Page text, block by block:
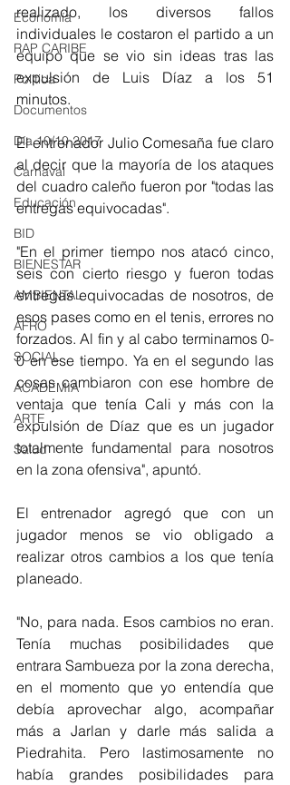
Economía
RAP CARIBE
Política
Documentos
Día 10/10 2017
Carnaval
Educación
BID
BIENESTAR
AMBIENTAL
AFRO
SOCIAL
ACADEMIA
ARTE
Salud
realizado, los diversos fallos
individuales le costaron el partido a un
equipo que se vio sin ideas tras las
expulsión de Luis Díaz a los 51
minutos.
El entrenador Julio Comesaña fue claro
al decir que la mayoría de los ataques
del cuadro caleño fueron por "todas las
entregas equivocadas".
"En el primer tiempo nos atacó cinco,
seis con cierto riesgo y fueron todas
entregas equivocadas de nosotros, de
esos pases como en el tenis, errores no
forzados. Al fin y al cabo terminamos 0-
0 en ese tiempo. Ya en el segundo las
cosas cambiaron con ese hombre de
ventaja que tenía Cali y más con la
expulsión de Díaz que es un jugador
totalmente fundamental para nosotros
en la zona ofensiva", apuntó.
El entrenador agregó que con un
jugador menos se vio obligado a
realizar otros cambios a los que tenía
planeado.
"No, para nada. Esos cambios no eran.
Tenía muchas posibilidades que
entrara Sambueza por la zona derecha,
en el momento que yo entendía que
debía aprovechar algo, acompañar
más a Jarlan y darle más salida a
Piedrahita. Pero lastimosamente no
había grandes posibilidades para